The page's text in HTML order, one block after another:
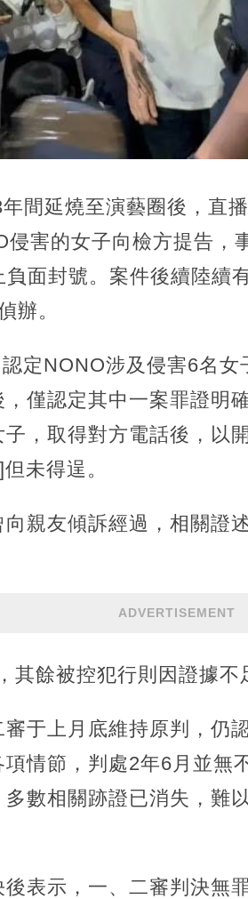
間延燒至演藝圈後，直
害的女子向檢方提告，
面封號。案件後續陸續
辦。
定NONO涉及侵害6名
僅認定其中一案罪證明
，取得對方電話後，以
未得逞。
親友傾訴經過，相關證
ADVERTISEMENT
其餘被控犯行則因證據不
于上月底維持原判，仍
情節，判處2年6月並無
數相關跡證已消失，難
表示，一、二審判決無